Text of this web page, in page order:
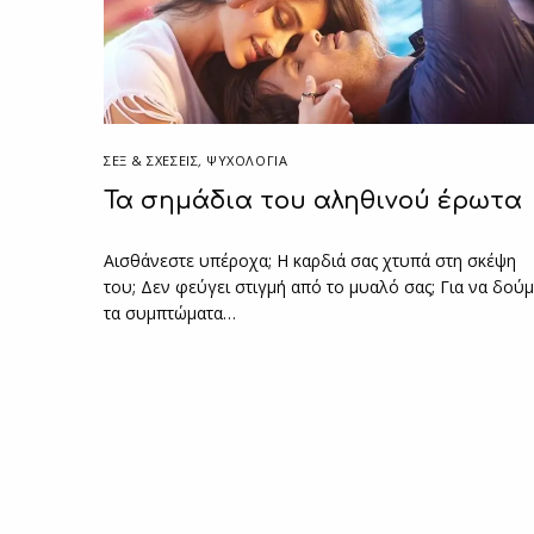
ΣΕΞ & ΣΧΈΣΕΙΣ, ΨΥΧΟΛΟΓΙΑ
Τα σημάδια του αληθινού έρωτα
Αισθάνεστε υπέροχα; Η καρδιά σας χτυπά στη σκέψη
του; Δεν φεύγει στιγμή από το μυαλό σας; Για να
τα συμπτώματα…